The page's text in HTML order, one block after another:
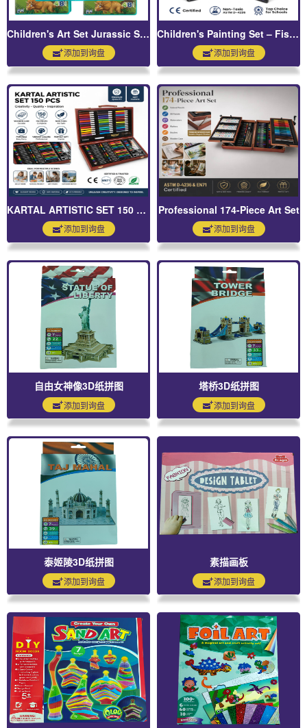
Children's Art Set Jurassic Series
添加到询盘
Children's Painting Set – Fish School Colorful Edition
添加到询盘
KARTAL ARTISTIC SET 150 PCS
添加到询盘
Professional 174-Piece Art Set
添加到询盘
自由女神像3D纸拼图
添加到询盘
塔桥3D纸拼图
添加到询盘
泰姬陵3D纸拼图
添加到询盘
素描画板
添加到询盘